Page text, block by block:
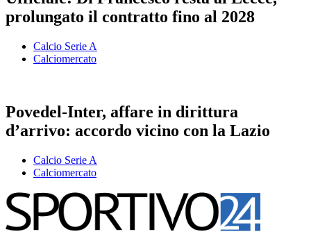
prolungato il contratto fino al 2028
Calcio Serie A
Calciomercato
Povedel-Inter, affare in dirittura
d’arrivo: accordo vicino con la Lazio
Calcio Serie A
Calciomercato